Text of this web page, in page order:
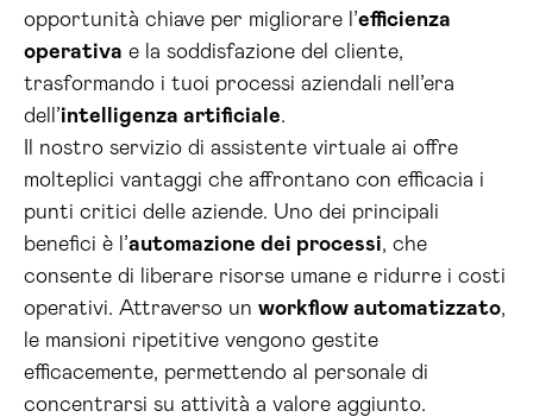
opportunità chiave per migliorare l’efficienza
operativa e la soddisfazione del cliente,
trasformando i tuoi processi aziendali nell’era
dell’intelligenza artificiale.
Il nostro servizio di assistente virtuale ai offre
molteplici vantaggi che affrontano con efficacia i
punti critici delle aziende. Uno dei principali
benefici è l’automazione dei processi, che
consente di liberare risorse umane e ridurre i costi
operativi. Attraverso un workflow automatizzato,
le mansioni ripetitive vengono gestite
efficacemente, permettendo al personale di
concentrarsi su attività a valore aggiunto.